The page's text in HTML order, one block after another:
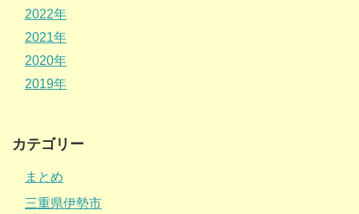
2022年
2021年
2020年
2019年
カテゴリー
まとめ
三重県伊勢市